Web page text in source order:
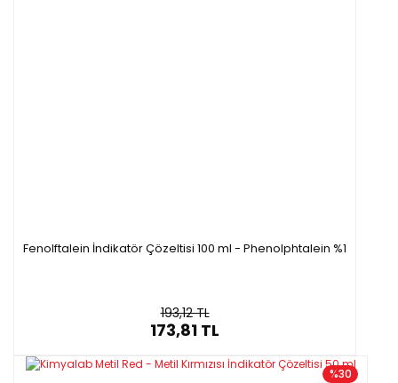
Fenolftalein İndikatör Çözeltisi 100 ml - Phenolphtalein %1
193,12 TL
173,81 TL
%30